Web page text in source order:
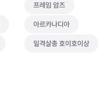
프레임 암즈
아르카나디아
일격살충 호이호이상